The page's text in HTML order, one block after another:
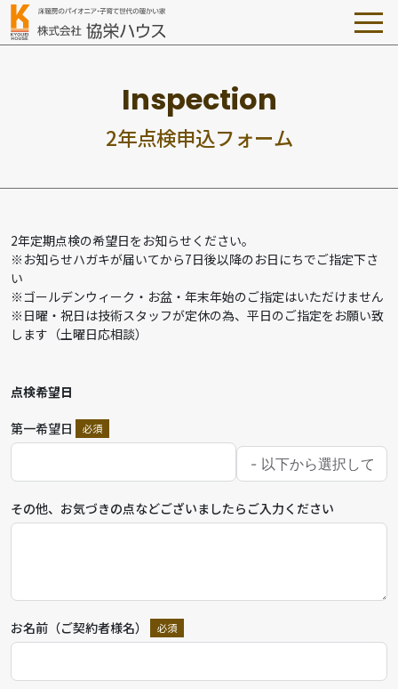
2年点検申込フォーム
2年定期点検の希望日をお知らせください。
※お知らせハガキが届いてから7日後以降のお日にちでご指定下さ
い
※ゴールデンウィーク・お盆・年末年始のご指定はいただけません
※日曜・祝日は技術スタッフが定休の為、平日のご指定をお願い致
します（土曜日応相談）
点検希望日
第一希望日
その他、お気づきの点などございましたらご入力ください
お名前（ご契約者様名）